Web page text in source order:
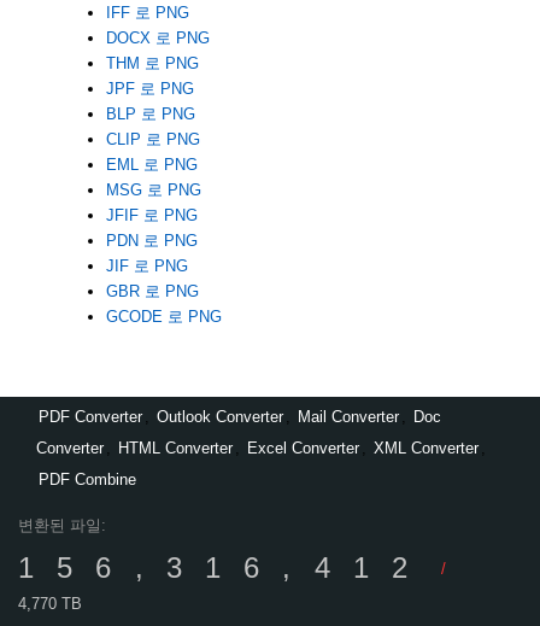
IFF 로 PNG
DOCX 로 PNG
THM 로 PNG
JPF 로 PNG
BLP 로 PNG
CLIP 로 PNG
EML 로 PNG
MSG 로 PNG
JFIF 로 PNG
PDN 로 PNG
JIF 로 PNG
GBR 로 PNG
GCODE 로 PNG
PDF Converter Outlook Converter Mail Converter
Doc
Converter
HTML Converter Excel Converter XML Converter
PDF Combine
변환된 파일:
156,316,412
/
4,770 TB